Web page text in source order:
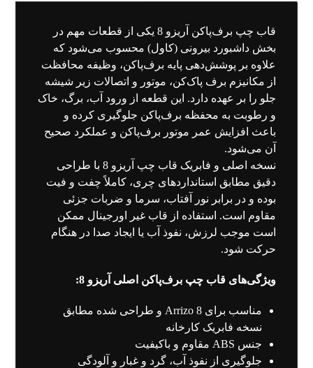
قاب چپ برف‌پاکن آریزو 8 یکی از قطعات مهم در
بخش داشبورد بیرونی (کاول) محسوب می‌شود که
علاوه بر پوشش‌دهی پایه برف‌پاکن، وظیفه محافظت
از مکانیزم برف‌ پاک‌کن، موتور و اتصالات زیر شیشه
جلو را بر عهده دارد. این قطعه از ورود آب، برگ، خاک
و رطوبت به محفظه برف‌پاکن جلوگیری کرده و
باعث افزایش عمر موتور برف‌پاکن و عملکرد صحیح
آن می‌شود.
نسخه اصلی و فابریک قاب چپ آریزو 8 با طراحی
دقیق مطابق استانداردهای چری، کاملاً چفت و فیت
بوده و در برابر نور آفتاب، سرما و ضربات جزئی
مقاوم است. استفاده از قاب غیر اورجینال ممکن
است موجب لرزش، نفوذ آب یا ایجاد صدا در هنگام
حرکت شود.
ویژگی‌های قاب چپ برف‌پاکن اصلی آریزو 8:
مناسب برای Arrizo 8 و طراحی شده مطابق
نسخه فابریک کارخانه
جنس ABS مقاوم و باکیفیت
جلوگیری از نفوذ آب، گرد و غبار و آلودگی